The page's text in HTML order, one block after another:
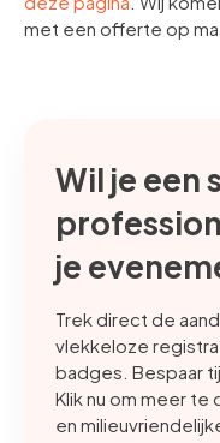
met een offerte op
Wil je een
je
Trek direct de
vlekkeloze
badges. Bespaar
Klik nu om meer
en